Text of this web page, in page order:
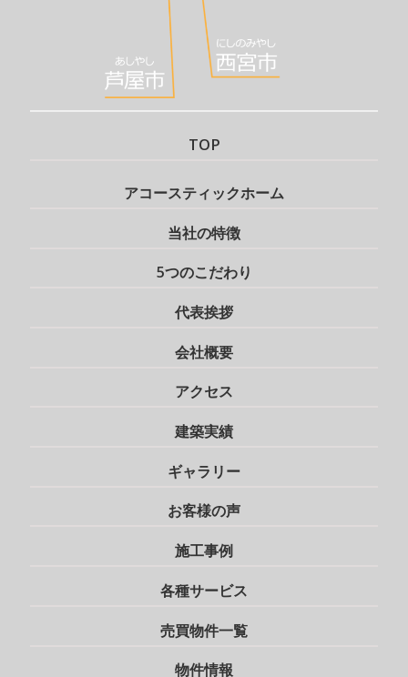
TOP
アコースティックホーム
当社の特徴
5つのこだわり
代表挨拶
会社概要
アクセス
建築実績
ギャラリー
お客様の声
施工事例
各種サービス
売買物件一覧
物件情報